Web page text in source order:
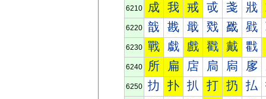
6210 成 我 戒 戓 戔 戕
6220 戠 戡 戢 戣 戤 戥
6230 戰 戱 戲 戳 戴 戵
6240 所 扁 扂 扃 扄 扅
6250 扐 扑 扒 打 扔 払